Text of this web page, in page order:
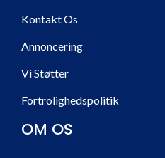
Kontakt Os
Annoncering
Vi Støtter
Fortrolighedspolitik
OM OS